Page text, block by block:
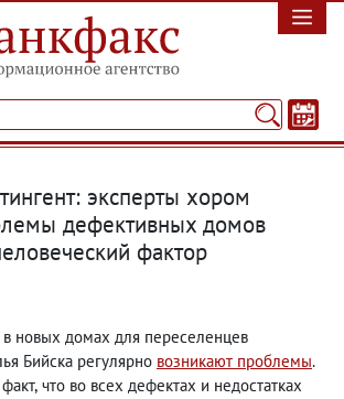
эксперты хором
дефективных домов
фактор
новых домах для переселенцев
Бийска регулярно возникают проблемы.
, что во всех дефектах и недостатках